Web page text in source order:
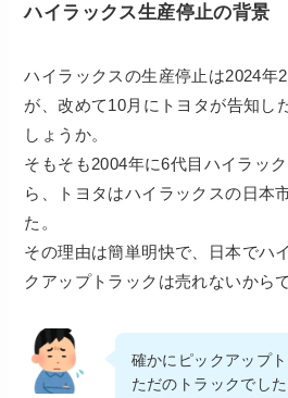
ハイラックス生産停止の背景
ハイラックスの生産停止は2024年
が、改めて10月にトヨタが告知し
しょうか。
そもそも2004年に6代目ハイラッ
ら、トヨタはハイラックスの日本
た。
その理由は簡単明快で、日本でハ
クアップトラックは売れないからで
確かにピックアップ
ただのトラックでした